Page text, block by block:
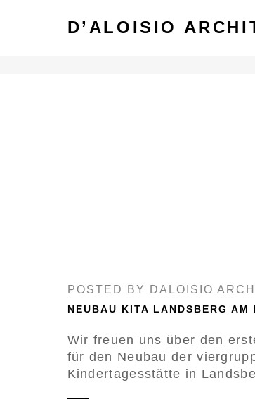
D’ALOISIO
DALOISIO
POSTED BY DALOISIO
NEUBAU KITA LANDSBERG AM
Wir freuen uns über den
für den Neubau der
Kindertagesstätte in